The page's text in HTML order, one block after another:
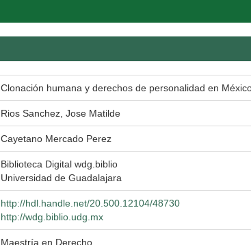
Clonación humana y derechos de personalidad en
Rios Sanchez, Jose Matilde
Cayetano Mercado Perez
Biblioteca Digital wdg.biblio
Universidad de Guadalajara
http://hdl.handle.net/20.500.12104/48730
http://wdg.biblio.udg.mx
Maestría en Derecho